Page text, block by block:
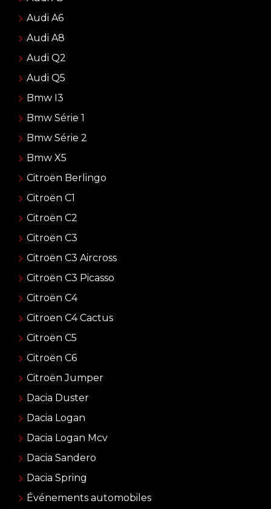
Audi A6
Audi A8
Audi Q2
Audi Q5
Bmw I3
Bmw Série 1
Bmw Série 2
Bmw X5
Citroën Berlingo
Citroën C1
Citroën C2
Citroën C3
Citroën C3 Aircross
Citroën C3 Picasso
Citroën C4
Citroen C4 Cactus
Citroën C5
Citroën C6
Citroën Jumper
Dacia Duster
Dacia Logan
Dacia Logan Mcv
Dacia Sandero
Dacia Spring
Événements automobiles